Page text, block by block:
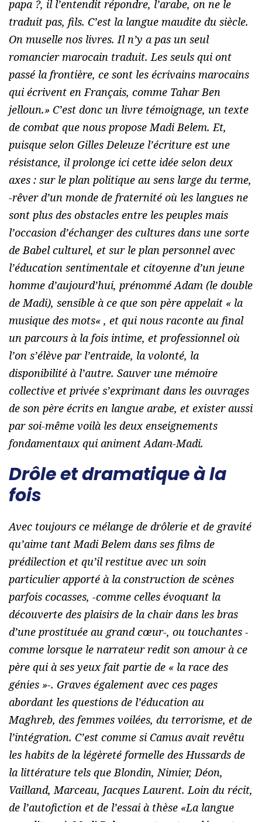
papa ?, il l’entendit répondre, l’arabe, on ne le
traduit pas, fils. C’est la langue maudite du siècle.
On muselle nos livres. Il n’y a pas un seul
romancier marocain traduit. Les seuls qui ont
passé la frontière, ce sont les écrivains marocains
qui écrivent en Français, comme Tahar Ben
jelloun.» C’est donc un livre témoignage, un texte
de combat que nous propose Madi Belem. Et,
puisque selon Gilles Deleuze l’écriture est une
résistance, il prolonge ici cette idée selon deux
axes : sur le plan politique au sens large du terme,
-rêver d’un monde de fraternité où les langues ne
sont plus des obstacles entre les peuples mais
l’occasion d’échanger des cultures dans une sorte
de Babel culturel, et sur le plan personnel avec
l’éducation sentimentale et citoyenne d’un jeune
homme d’aujourd’hui, prénommé Adam (le double
de Madi), sensible à ce que son père appelait « la
musique des mots« , et qui nous raconte au final
un parcours à la fois intime, et professionnel où
l’on s’élève par l’entraide, la volonté, la
disponibilité à l’autre. Sauver une mémoire
collective et privée s’exprimant dans les ouvrages
de son père écrits en langue arabe, et exister aussi
par soi-même voilà les deux enseignements
fondamentaux qui animent Adam-Madi.
Drôle et dramatique à la
fois
Avec toujours ce mélange de drôlerie et de gravité
qu’aime tant Madi Belem dans ses films de
prédilection et qu’il restitue avec un soin
particulier apporté à la construction de scènes
parfois cocasses, -comme celles évoquant la
découverte des plaisirs de la chair dans les bras
d’une prostituée au grand cœur-, ou touchantes -
comme lorsque le narrateur redit son amour à ce
père qui à ses yeux fait partie de « la race des
génies »-. Graves également avec ces pages
abordant les questions de l’éducation au
Maghreb, des femmes voilées, du terrorisme, et de
l’intégration. C’est comme si Camus avait revêtu
les habits de la légèreté formelle des Hussards de
la littérature tels que Blondin, Nimier, Déon,
Vailland, Marceau, Jacques Laurent. Loin du récit,
de l’autofiction et de l’essai à thèse «La langue